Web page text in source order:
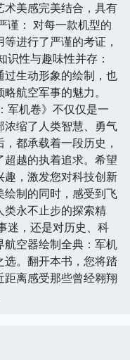
美感完美结合，具有
谨： 对每一款机型的
进行了严谨的考证，
识性与趣味性并存：
生动形象的绘制，也
航空军事的魅力。
军机卷》不仅仅是一
缩了人类智慧、勇气
都承载着一段历史，
越的执着追求。希望
，激发您对科技创新
绘制的同时，感受到飞
类永不止步的探索精
迷，还是对历史、科
空器绘制全典：军机
。翻开本书，您将踏
离感受那些曾经翱翔